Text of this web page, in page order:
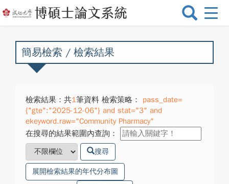
選
換
簡易檢索 / 檢索結果
檢索結果：共1筆資料 檢索策略：
pass_date=
{"gte":"2025-12-06"} and stat="3" and
ekeyword.raw="Community Pharmacy"
在搜尋的結果範圍內查詢：
搜尋
展開檢索結果的年代分布圖